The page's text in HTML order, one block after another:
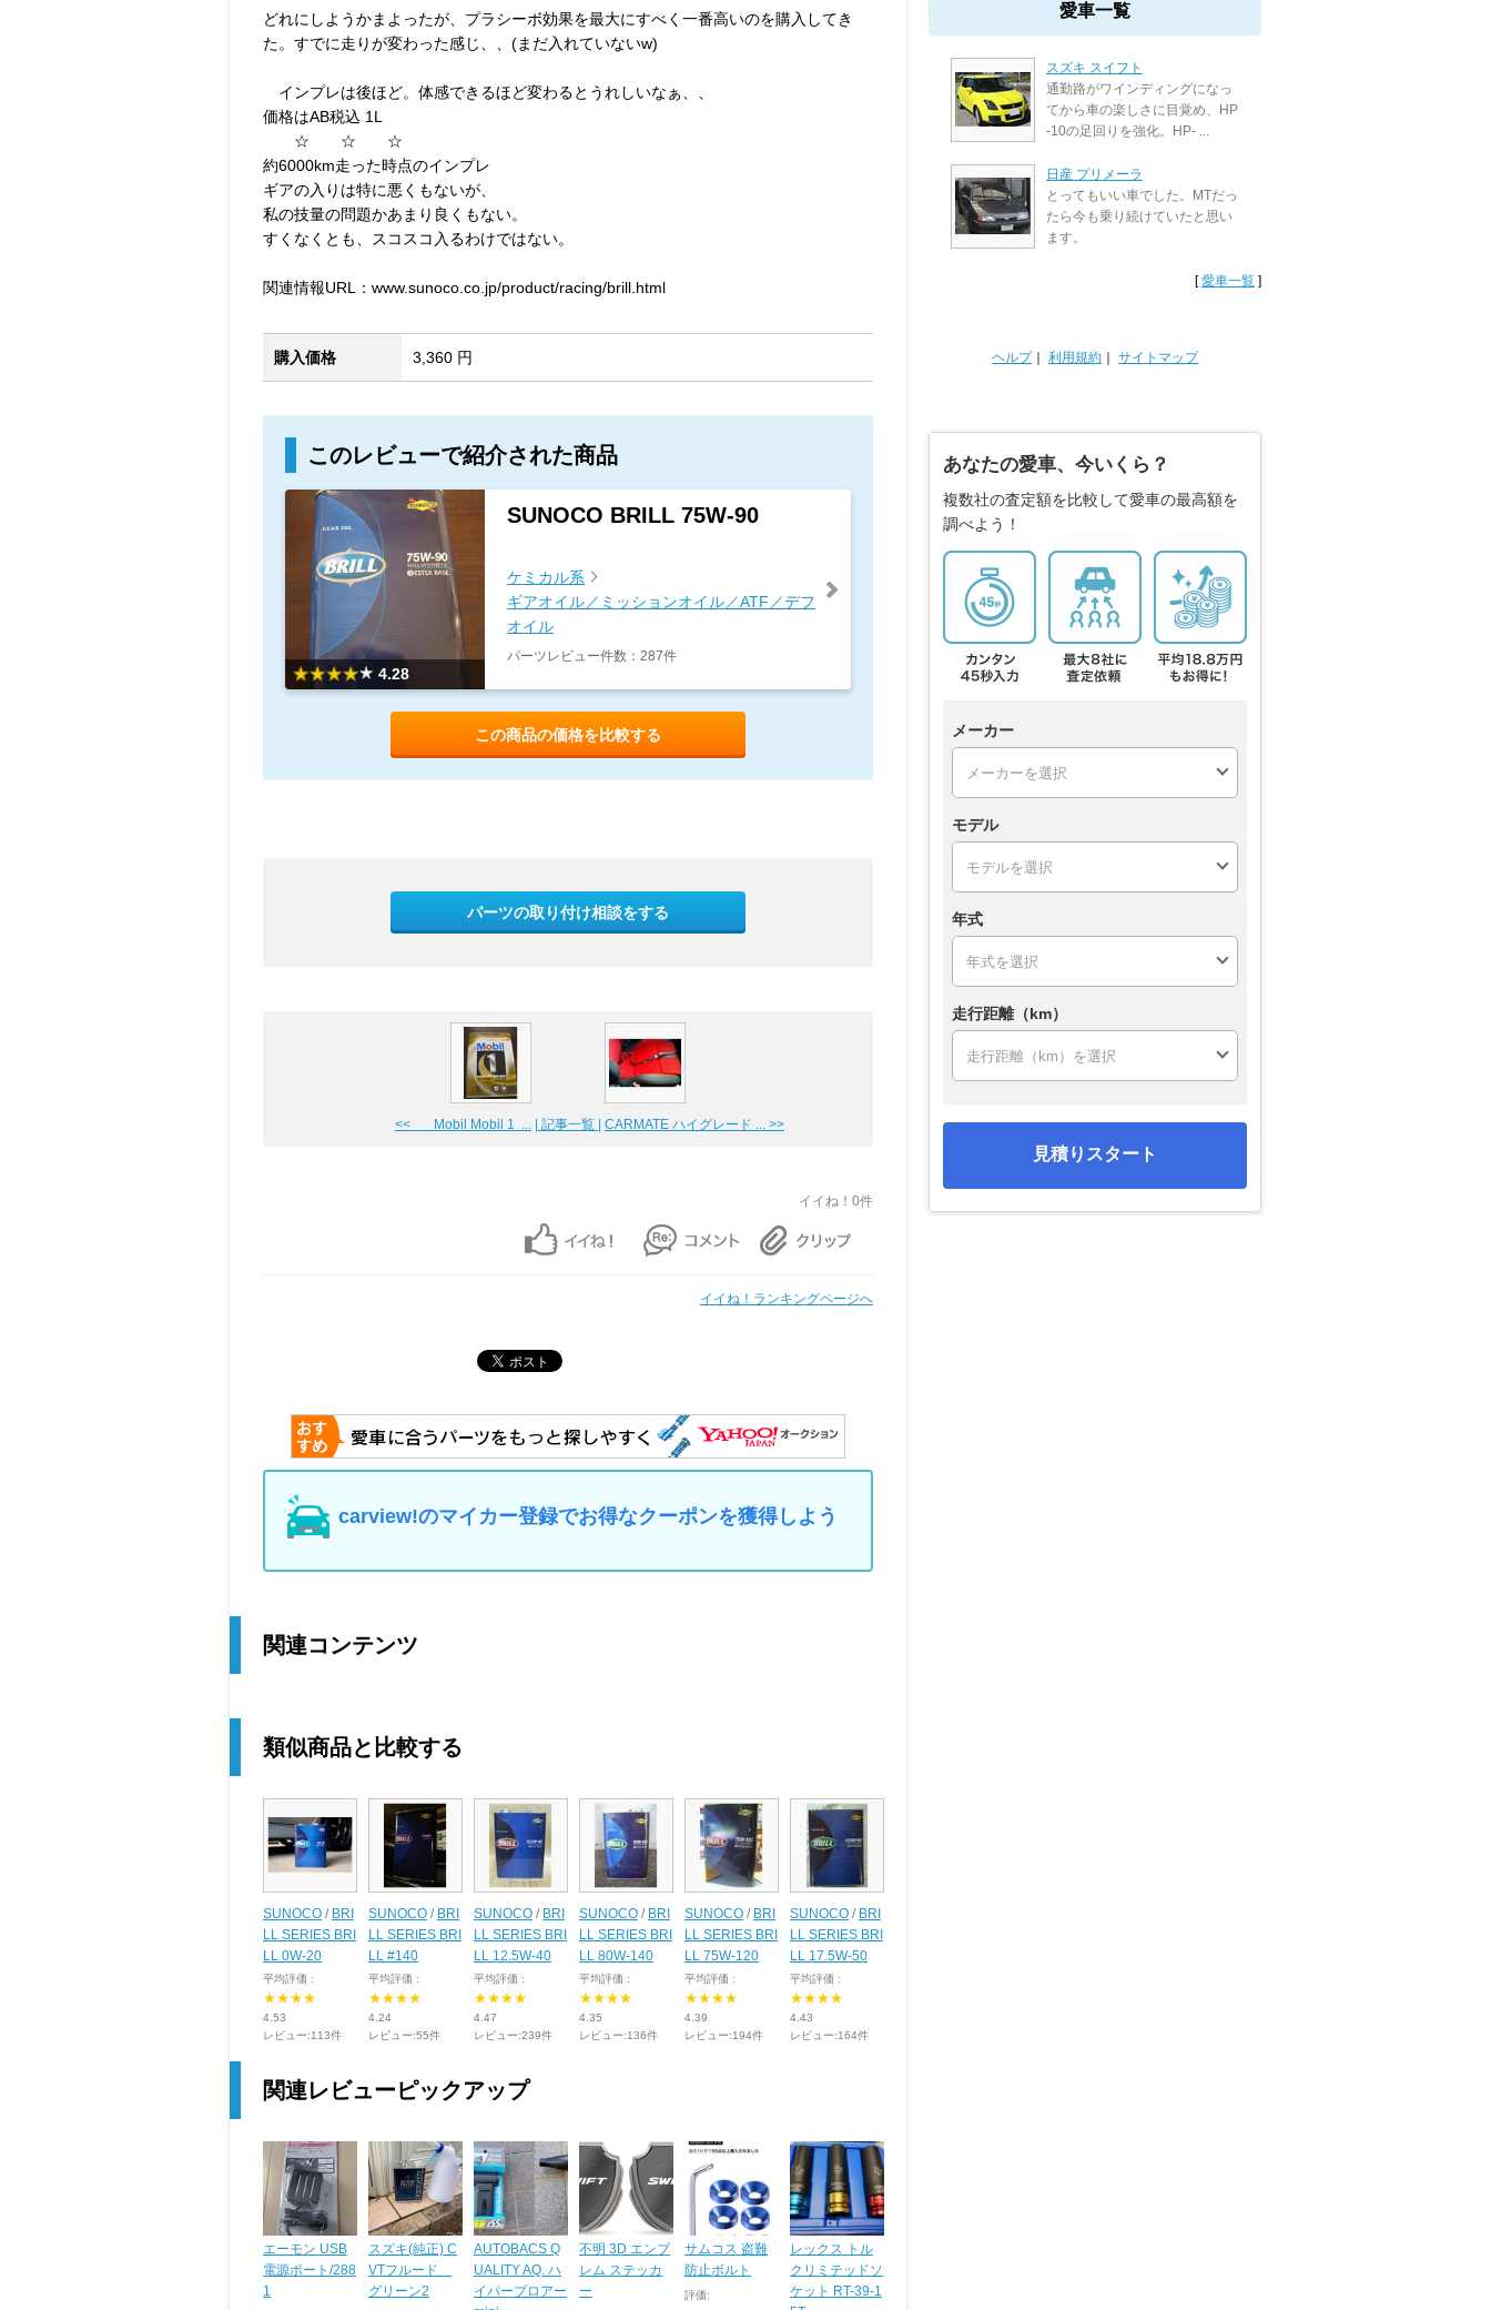
どれにしようかまよったが、プラシーボ効果を最大にすべく一番高いのを購入してき
た。すでに走りが変わった感じ、、(まだ入れていないw)
インプレは後ほど。体感できるほど変わるとうれしいなぁ、、
価格はAB税込 1L
☆ ☆ ☆
約6000km走った時点のインプレ
ギアの入りは特に悪くもないが、
私の技量の問題かあまり良くもない。
すくなくとも、スコスコ入るわけではない。
関連情報URL：www.sunoco.co.jp/product/racing/brill.html
購入価格 3,360 円
このレビューで紹介された商品
4.28
SUNOCO BRILL 75W-90
ケミカル系
ギアオイル／ミッションオイル／ATF／デフ
オイル
パーツレビュー件数：287件
この商品の価格を比較する
パーツの取り付け相談をする
<< Mobil Mobil 1 ... | 記事一覧 | CARMATE ハイグレード ... >>
イイね！0件
イイね！ランキングページへ
carview!のマイカー登録でお得なクーポンを獲得しよう
関連コンテンツ
類似商品と比較する
SUNOCO / BRI
LL SERIES BRI
LL 0W-20
平均評価 :
★★★★
4.53
レビュー:113件
SUNOCO / BRI
LL SERIES BRI
LL #140
平均評価 :
★★★★
4.24
レビュー:55件
SUNOCO / BRI
LL SERIES BRI
LL 12.5W-40
平均評価 :
★★★★
4.47
レビュー:239件
SUNOCO / BRI
LL SERIES BRI
LL 80W-140
平均評価 :
★★★★
4.35
レビュー:136件
SUNOCO / BRI
LL SERIES BRI
LL 75W-120
平均評価 :
★★★★
4.39
レビュー:194件
SUNOCO / BRI
LL SERIES BRI
LL 17.5W-50
平均評価 :
★★★★
4.43
レビュー:164件
関連レビューピックアップ
エーモン USB
電源ポート/288
1
スズキ(純正) C
VTフルード
グリーン2
AUTOBACS Q
UALITY AQ. ハ
イパーブロアー
不明 3D エンブ
レム ステッカ
ー
サムコス 盗難
防止ボルト
評価:
レックス トル
クリミテッドソ
ケット RT-39-1
愛車一覧
スズキ スイフト
通勤路がワインディングになっ
てから車の楽しさに目覚め、HP
-10の足回りを強化。HP- ...
日産 プリメーラ
とってもいい車でした。MTだっ
たら今も乗り続けていたと思い
ます。
[愛車一覧 ]
ヘルプ｜ 利用規約 サイトマップ
あなたの愛車、今いくら？
複数社の査定額を比較して愛車の最高額を
調べよう！
メーカー
モデル
年式
走行距離（km）
見積りスタート